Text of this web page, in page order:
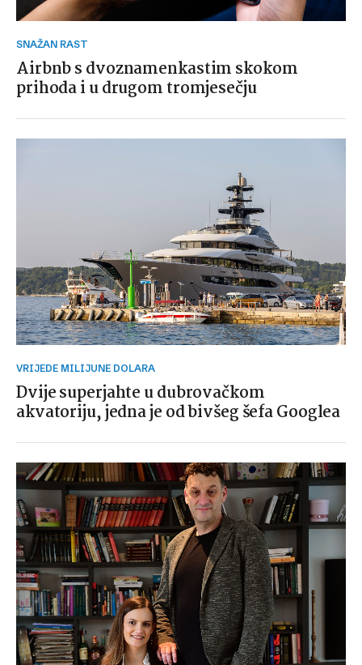
SNAŽAN RAST
Airbnb s dvoznamenkastim skokom
prihoda i u drugom tromjesečju
VRIJEDE MILIJUNE DOLARA
Dvije superjahte u dubrovačkom
akvatoriju, jedna je od bivšeg šefa Googlea